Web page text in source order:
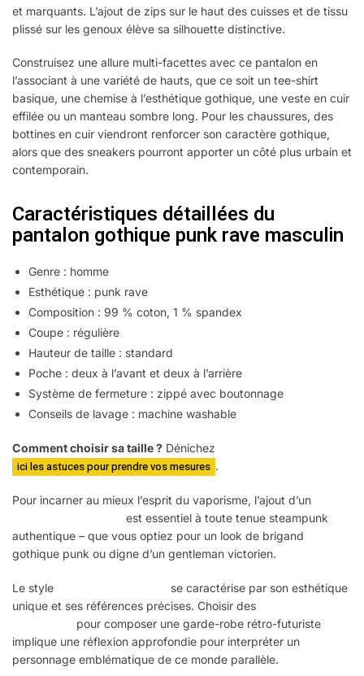
et marquants. L’ajout de zips sur le haut des cuisses et de tissu
plissé sur les genoux élève sa silhouette distinctive.
Construisez une allure multi-facettes avec ce pantalon en
l’associant à une variété de hauts, que ce soit un tee-shirt
basique, une chemise à l’esthétique gothique, une veste en cuir
effilée ou un manteau sombre long. Pour les chaussures, des
bottines en cuir viendront renforcer son caractère gothique,
alors que des sneakers pourront apporter un côté plus urbain et
contemporain.
Caractéristiques détaillées du
pantalon gothique punk rave masculin
Genre : homme
Esthétique : punk rave
Composition : 99 % coton, 1 % spandex
Coupe : régulière
Hauteur de taille : standard
Poche : deux à l’avant et deux à l’arrière
Système de fermeture : zippé avec boutonnage
Conseils de lavage : machine washable
Comment choisir sa taille ? Dénichez
ici les astuces pour prendre vos mesures .
Pour incarner au mieux l’esprit du vaporisme, l’ajout d’un
est essentiel à toute tenue steampunk
authentique – que vous optiez pour un look de brigand
gothique punk ou digne d’un gentleman victorien.
Le style
se caractérise par son esthétique
unique et ses références précises. Choisir des
pour composer une garde-robe rétro-futuriste
implique une réflexion approfondie pour interpréter un
personnage emblématique de ce monde parallèle.